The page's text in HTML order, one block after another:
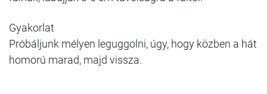
Gyakorlat
Próbáljunk mélyen leguggolni, úgy, hogy közben a hát
homorú marad, majd vissza.